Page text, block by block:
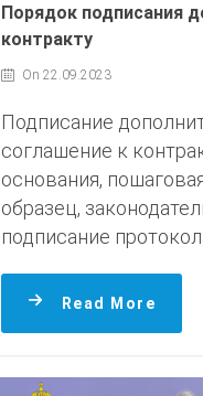
Порядок подписания
контракту
On 22.09.2023
Подписание
соглашение к
основания,
образец,
подписание
Read More